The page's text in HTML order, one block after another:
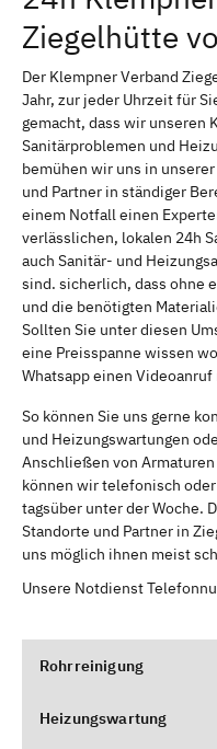
Ziegelhütte
Der Klempner Verband
Jahr, zur jeder Uhrzeit für
gemacht, dass wir unseren
Sanitärproblemen und
bemühen wir uns in
und Partner in ständiger
einem Notfall einen
verlässlichen, lokalen 24h
auch Sanitär- und
sind. sicherlich, dass ohne
und die benötigten
Sollten Sie unter diesen
eine Preisspanne wissen
Whatsapp einen
So können Sie uns gerne
und Heizungswartungen
Anschließen von
können wir telefonisch
tagsüber unter der Woche.
Standorte und Partner in
uns möglich ihnen meist
Unsere Notdienst
Rohrreinigung
Heizungswartung